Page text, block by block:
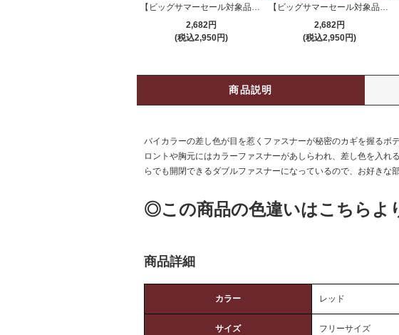
【ビッグサマーセール対象品】ボディスーツ(BODYSUIT) 144
2,682円
(税込2,950円)
【ビッグサマーセール対象品】ボディスーツ(BODYSUIT) 579bk
2,682円
(税込2,950円)
商品説明
バイカラーの差し色が目を惹くファスナーが秘密のカギを握る
ロントや胸元にはカラーファスナーがあしらわれ、差し色を入
らでも開閉できるダブルファスナーになっているので、お好きな
◎この商品の色違いはこちらよ
商品詳細
カラー レッド
サイズ フリーサイズ